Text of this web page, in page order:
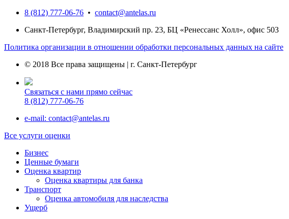
8 (812) 777-06-76 • contact@antelas.ru
Санкт-Петербург, Владимирский пр. 23, БЦ «Ренессанс Холл», офис 503
Политика организации в отношении обработки персональных данных на сайте
© 2018 Все права защищены | г. Санкт-Петербург
Связаться с нами прямо сейчас
8 (812) 777-06-76
e-mail: contact@antelas.ru
Все услуги оценки
Бизнес
Ценные бумаги
Оценка квартир
Оценка квартиры для банка
Транспорт
Оценка автомобиля для наследства
Ущерб